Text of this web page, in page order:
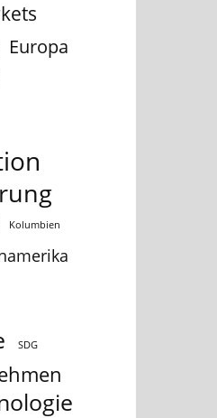
Europa
Kolumbien
SDG